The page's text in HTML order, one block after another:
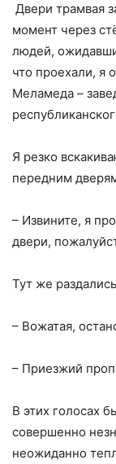
Двери трамвая
момент через
людей,
что проехали, я
Меламеда –
Я резко
передним
– Извините, я
двери,
Тут же
– Вожатая,
– Приезжий
В этих голосах
совершенно
неожиданно